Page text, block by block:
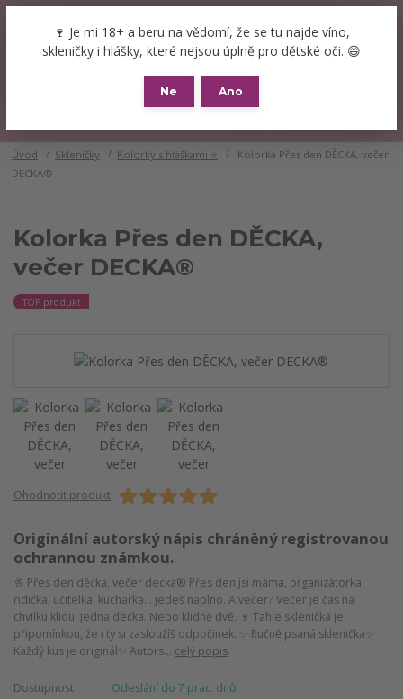
🍷 Je mi 18+ a beru na vědomí, že se tu najde víno,
skleničky i hlášky, které nejsou úplně pro dětské oči. 😄
Ne
Ano
0 Kč
Úvod Skleničky Kolorky s hláškami ⭐
Kolorka Přes den DĚCKA, večer
DECKA®
Kolorka Přes den DĚCKA,
večer DECKA®
TOP produkt
Ohodnotit produkt
Originální autorský nápis chráněný registrovanou
ochrannou známkou.
🥂 Přes den děcka, večer decka® Přes den jsi máma, organizátorka,
řidička, učitelka, kuchařka… jedeš naplno. A večer? Večer je čas na
chvilku klidu. Jedna decka. Nebo klidně dvě. 🍷 Tahle sklenička je
připomínkou, že i ty si zasloužíš odpočinek. ✨ Ručně psaná sklenička✨
Každý kus je originál✨ Autors... celý popis
Dostupnost
Odeslání do 7 prac. dnů